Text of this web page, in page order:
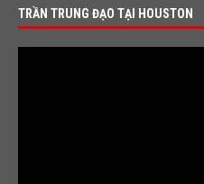
TRẦN TRUNG ĐẠO TẠI HOUSTON